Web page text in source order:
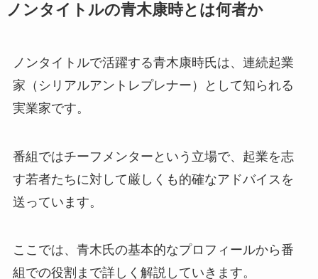
ノンタイトルの青木康時とは何者か
ノンタイトルで活躍する青木康時氏は、連続起業
家（シリアルアントレプレナー）として知られる
実業家です。
番組ではチーフメンターという立場で、起業を志
す若者たちに対して厳しくも的確なアドバイスを
送っています。
ここでは、青木氏の基本的なプロフィールから番
組での役割まで詳しく解説していきます。